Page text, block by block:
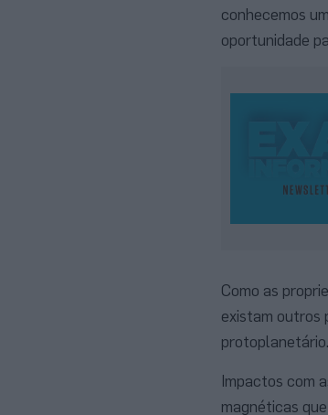
conhecemos
oportunidade
Como as
existam outros
protoplanetário.
Impactos com
magnéticas